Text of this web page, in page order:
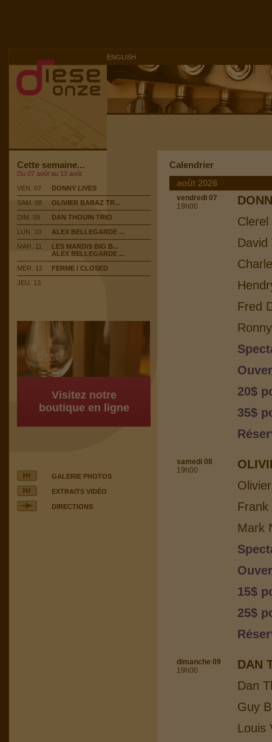
ENGLISH
Cette semaine...
Du 07 août au 13 août
VEN. 07
DONNY LIVES
SAM. 08
OLIVIER BABAZ TR...
DIM. 09
DAN THOUIN TRIO
LUN. 10
ALEX BELLEGARDE ...
MAR. 11
LES MARDIS BIG B...
ALEX BELLEGARDE ...
MER. 12
FERME / CLOSED
JEU. 13
Visitez notre
boutique en ligne
GALERIE PHOTOS
EXTRAITS VIDÉO
DIRECTIONS
Calendrier
août 2026
vendredi 07
19h00
David
Fred
20$
35$
samedi 08
19h00
Frank
Mark
15$
25$
dimanche 09
19h00
DAN
Dan
Guy
Louis